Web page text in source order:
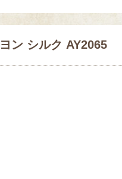
ン シルク AY2065